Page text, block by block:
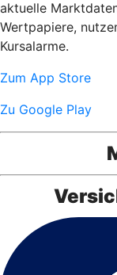
aktuelle
Wertpapiere,
Kursalarme.
Zum App Store
Zu Google Play